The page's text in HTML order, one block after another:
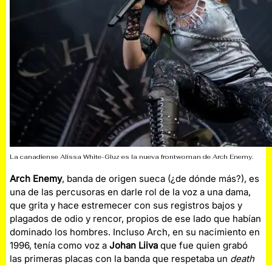
La canadiense Alissa White-Gluz es la nueva frontwoman de Arch Enemy.
Arch Enemy, banda de origen sueca (¿de dónde más?), es
una de las percusoras en darle rol de la voz a una dama,
que grita y hace estremecer con sus registros bajos y
plagados de odio y rencor, propios de ese lado que habían
dominado los hombres. Incluso Arch, en su nacimiento en
1996, tenía como voz aJohan Liiva que fue quien grabó
las primeras placas con la banda que respetaba un death